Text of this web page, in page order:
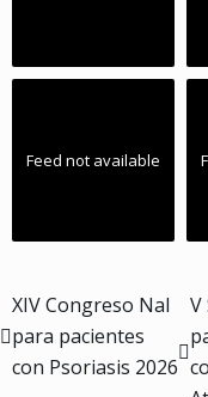
Feed not available
XIV Congreso Nal
para pacientes
con Psoriasis 2026
V